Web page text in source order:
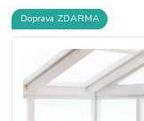
Doprava ZDARMA